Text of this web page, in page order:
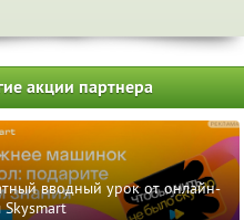
акции партнера
вводный урок от онлайн-